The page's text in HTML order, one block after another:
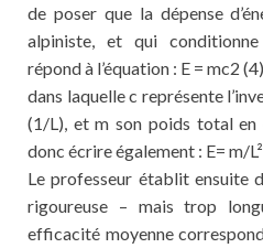
de poser que la dépense
alpiniste, et qui
répond à l’équation : E = mc2 (4)
dans laquelle c représente
(1/L), et m son poids total
donc écrire également : E= m/L²
Le professeur établit ensuite
rigoureuse – mais trop
efficacité moyenne